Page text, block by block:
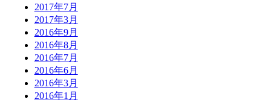
2017年7月
2017年3月
2016年9月
2016年8月
2016年7月
2016年6月
2016年3月
2016年1月